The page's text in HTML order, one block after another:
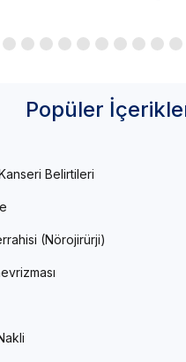
Popüler
Belirtileri
(Nörojirürji)